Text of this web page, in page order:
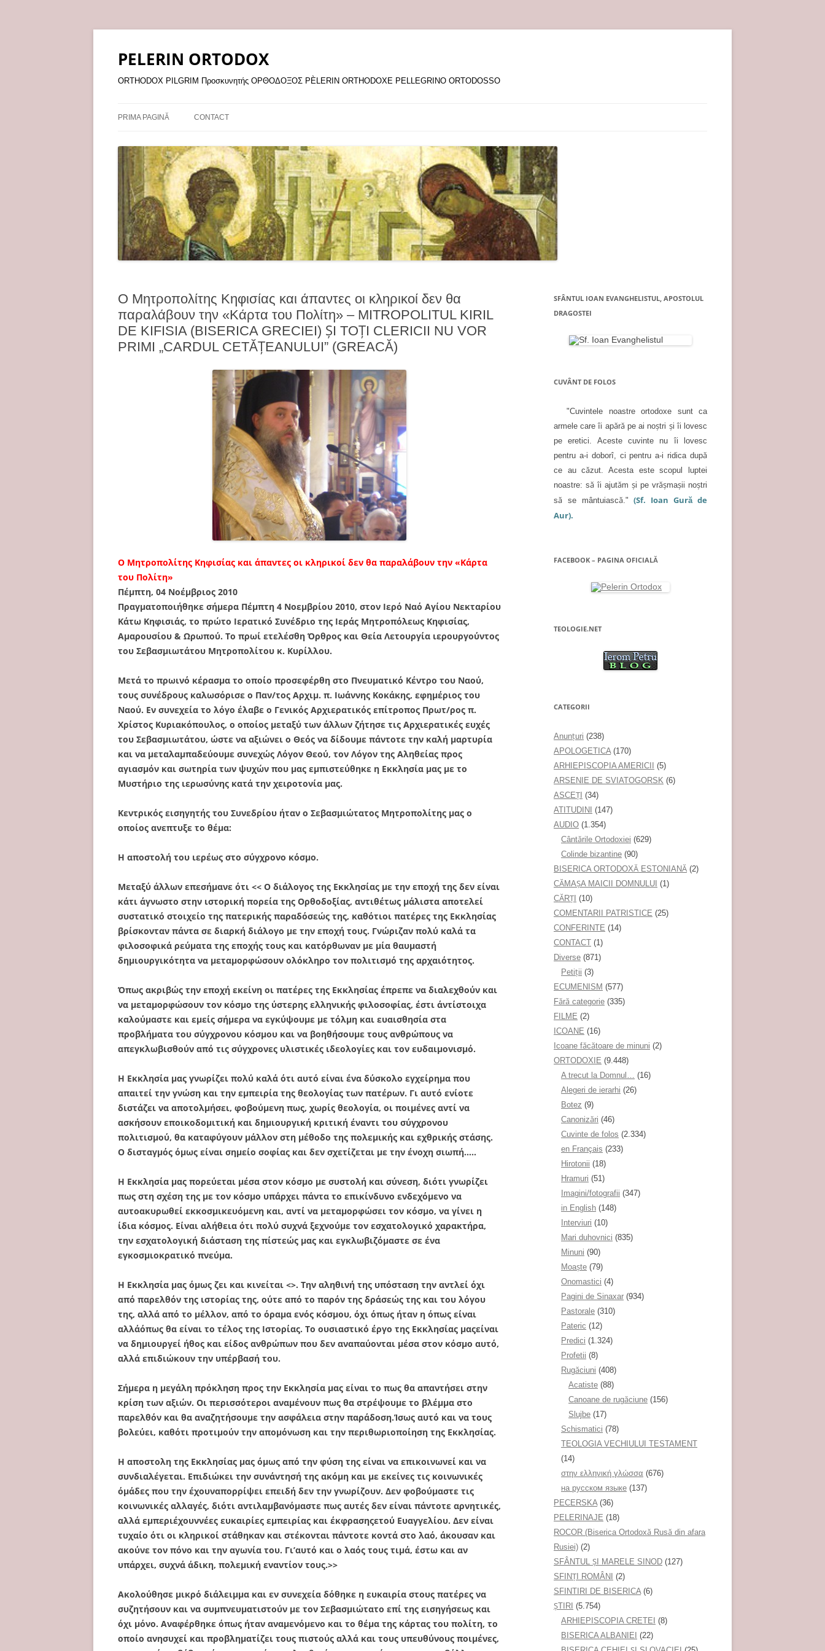
PELERIN ORTODOX
ORTHODOX PILGRIM Προσκυνητής ΟΡΘΟΔΟΞΟΣ PÈLERIN ORTHODOXE PELLEGRINO ORTODOSSO
PRIMA PAGINĂ CONTACT
Ο Μητροπολίτης Κηφισίας και άπαντες οι κληρικοί δεν θα
παραλάβουν την «Κάρτα του Πολίτη» – MITROPOLITUL KIRIL
DE KIFISIA (BISERICA GRECIEI) ŞI TOŢI CLERICII NU VOR
PRIMI „CARDUL CETĂŢEANULUI” (GREACĂ)
Ο Μητροπολίτης Κηφισίας και άπαντες οι κληρικοί δεν θα παραλάβουν την «Κάρτα
του Πολίτη»
Πέμπτη, 04 Νοέμβριος 2010
Πραγματοποιήθηκε σήμερα Πέμπτη 4 Νοεμβρίου 2010, στον Ιερό Ναό Αγίου Νεκταρίου
Κάτω Κηφισιάς, το πρώτο Ιερατικό Συνέδριο της Ιεράς Μητροπόλεως Κηφισίας,
Αμαρουσίου & Ωρωπού. Το πρωί ετελέσθη Όρθρος και Θεία Λετουργία ιερουργούντος
του Σεβασμιωτάτου Μητροπολίτου κ. Κυρίλλου.
Μετά το πρωινό κέρασμα το οποίο προσεφέρθη στο Πνευματικό Κέντρο του Ναού,
τους συνέδρους καλωσόρισε ο Παν/τος Αρχιμ. π. Ιωάννης Κοκάκης, εφημέριος του
Ναού. Εν συνεχεία το λόγο έλαβε ο Γενικός Αρχιερατικός επίτροπος Πρωτ/ρος π.
Χρίστος Κυριακόπουλος, ο οποίος μεταξύ των άλλων ζήτησε τις Αρχιερατικές ευχές
του Σεβασμιωτάτου, ώστε να αξιώνει ο Θεός να δίδουμε πάντοτε την καλή μαρτυρία
και να μεταλαμπαδεύουμε συνεχώς Λόγον Θεού, τον Λόγον της Αληθείας προς
αγιασμόν και σωτηρία των ψυχών που μας εμπιστεύθηκε η Εκκλησία μας με το
Μυστήριο της ιερωσύνης κατά την χειροτονία μας.
Κεντρικός εισηγητής του Συνεδρίου ήταν ο Σεβασμιώτατος Μητροπολίτης μας ο
οποίος ανεπτυξε το θέμα:
Η αποστολή του ιερέως στο σύγχρονο κόσμο.
Μεταξύ άλλων επεσήμανε ότι << Ο διάλογος της Εκκλησίας με την εποχή της δεν είναι
κάτι άγνωστο στην ιστορική πορεία της Ορθοδοξίας, αντιθέτως μάλιστα αποτελεί
συστατικό στοιχείο της πατερικής παραδόσεώς της, καθότιοι πατέρες της Εκκλησίας
βρίσκονταν πάντα σε διαρκή διάλογο με την εποχή τους. Γνώριζαν πολύ καλά τα
φιλοσοφικά ρεύματα της εποχής τους και κατόρθωναν με μία θαυμαστή
δημιουργικότητα να μεταμορφώσουν ολόκληρο τον πολιτισμό της αρχαιότητος.
Όπως ακριβώς την εποχή εκείνη οι πατέρες της Εκκλησίας έπρεπε να διαλεχθούν και
να μεταμορφώσουν τον κόσμο της ύστερης ελληνικής φιλοσοφίας, έστι άντίστοιχα
καλούμαστε και εμείς σήμερα να εγκύψουμε με τόλμη και ευαισθησία στα
προβλήματα του σύγχρονου κόσμου και να βοηθήσουμε τους ανθρώπους να
απεγκλωβισθούν από τις σύγχρονες υλιστικές ιδεολογίες και τον ευδαιμονισμό.
Η Εκκλησία μας γνωρίζει πολύ καλά ότι αυτό είναι ένα δύσκολο εγχείρημα που
απαιτεί την γνώση και την εμπειρία της θεολογίας των πατέρων. Γι αυτό ενίοτε
διστάζει να αποτολμήσει, φοβούμενη πως, χωρίς θεολογία, οι ποιμένες αντί να
ασκήσουν εποικοδομιτική και δημιουργική κριτική έναντι του σύγχρονου
πολιτισμού, θα καταφύγουν μάλλον στη μέθοδο της πολεμικής και εχθρικής στάσης.
Ο δισταγμός όμως είναι σημείο σοφίας και δεν σχετίζεται με την ένοχη σιωπή…..
Η Εκκλησία μας πορεύεται μέσα στον κόσμο με συστολή και σύνεση, διότι γνωρίζει
πως στη σχέση της με τον κόσμο υπάρχει πάντα το επικίνδυνο ενδεχόμενο να
αυτοακυρωθεί εκκοσμικευόμενη και, αντί να μεταμορφώσει τον κόσμο, να γίνει η
ίδια κόσμος. Είναι αλήθεια ότι πολύ συχνά ξεχνούμε τον εσχατολογικό χαρακτήρα,
την εσχατολογική διάσταση της πίστεώς μας και εγκλωβιζόμαστε σε ένα
εγκοσμιοκρατικό πνεύμα.
Η Εκκλησία μας όμως ζει και κινείται <>. Την αληθινή της υπόσταση την αντλεί όχι
από παρελθόν της ιστορίας της, ούτε από το παρόν της δράσεώς της και του λόγου
της, αλλά από το μέλλον, από το όραμα ενός κόσμου, όχι όπως ήταν η όπως είναι
αλλάόπως θα είναι το τέλος της Ιστορίας. Το ουσιαστικό έργο της Εκκλησίας μαςείναι
να δημιουργεί ήθος και είδος ανθρώπων που δεν αναπαύονται μέσα στον κόσμο αυτό,
αλλά επιδιώκουν την υπέρβασή του.
Σήμερα η μεγάλη πρόκληση προς την Εκκλησία μας είναι το πως θα απαντήσει στην
κρίση των αξιών. Οι περισσότεροι αναμένουν πως θα στρέψουμε το βλέμμα στο
παρελθόν και θα αναζητήσουμε την ασφάλεια στην παράδοση.Ίσως αυτό και να τους
βολεύει, καθότι προτιμούν την απομόνωση και την περιθωριοποίηση της Εκκλησίας.
Η αποστολη της Εκκλησίας μας όμως από την φύση της είναι να επικοινωνεί και να
συνδιαλέγεται. Επιδιώκει την συνάντησή της ακόμη και με εκείνες τις κοινωνικές
όμάδες που την έχουναπορρίψει επειδή δεν την γνωρίζουν. Δεν φοβούμαστε τις
κοινωνικές αλλαγές, διότι αντιλαμβανόμαστε πως αυτές δεν είναι πάντοτε αρνητικές,
αλλά εμπεριέχουννέες ευκαιρίες εμπειρίας και έκφρασηςετού Ευαγγελίου. Δεν είναι
τυχαίο ότι οι κληρικοί στάθηκαν και στέκονται πάντοτε κοντά στο λαό, άκουσαν και
ακούνε τον πόνο και την αγωνία του. Γι’αυτό και ο λαός τους τιμά, έστω και αν
υπάρχει, συχνά άδικη, πολεμική εναντίον τους.>>
Ακολούθησε μικρό διάλειμμα και εν συνεχεία δόθηκε η ευκαιρία στους πατέρες να
συζητήσουν και να συμπνευματιστούν με τον Σεβασμιώτατο επί της εισηγήσεως και
όχι μόνο. Αναφέρθηκε όπως ήταν αναμενόμενο και το θέμα της κάρτας του πολίτη, το
οποίο ανησυχεί και προβληματίζει τους πιστούς αλλά και τους υπευθύνους ποιμένες,
SFÂNTUL IOAN EVANGHELISTUL, APOSTOLUL
DRAGOSTEI
CUVÂNT DE FOLOS
"Cuvintele noastre ortodoxe sunt ca
armele care îi apără pe ai noştri şi îi lovesc
pe eretici. Aceste cuvinte nu îi lovesc
pentru a-i doborî, ci pentru a-i ridica după
ce au căzut. Acesta este scopul luptei
noastre: să îi ajutăm şi pe vrăşmaşii noştri
să se mântuiască." (Sf. Ioan Gură de
Aur).
FACEBOOK – PAGINA OFICIALĂ
TEOLOGIE.NET
CATEGORII
Anunţuri (238)
APOLOGETICA(170)
ARHIEPISCOPIA AMERICII
(5)
ARSENIE DE SVIATOGORSK (6)
ASCEȚI (34)
ATITUDINI (147)
AUDIO (1.354)
Cântările Ortodoxiei (629)
Colinde bizantine (90)
BISERICA ORTODOXĂ ESTONIANĂ (2)
CĂMAȘA MAICII DOMNULUI (1)
CĂRȚI (10)
COMENTARII PATRISTICE (25)
CONFERINTE (14)
CONTACT (1)
Diverse (871)
Petiţii (3)
ECUMENISM (577)
Fără categorie (335)
FILME (2)
ICOANE (16)
Icoane făcătoare de minuni (2)
ORTODOXIE (9.448)
A trecut la Domnul… (16)
Alegeri de ierarhi (26)
Botez (9)
Canonizări (46)
Cuvinte de folos (2.334)
en Français (233)
Hirotonii (18)
Hramuri (51)
Imagini/fotografii (347)
in English (148)
Interviuri (10)
Mari duhovnici (835)
Minuni (90)
Moaşte (79)
Onomastici (4)
Pagini de Sinaxar (934)
Pastorale (310)
Pateric (12)
Predici (1.324)
Profetii (8)
Rugăciuni (408)
Acatiste (88)
Canoane de rugăciune (156)
Slujbe (17)
Schismatici (78)
TEOLOGIA VECHIULUI TESTAMENT
(14)
στην ελληνική γλώσσα (676)
на русском языке (137)
PECERSKA(36)
PELERINAJE (18)
ROCOR (Biserica Ortodoxă Rusă din afara
Rusiei) (2)
SFÂNTUL ȘI MARELE SINOD (127)
SFINȚI ROMÂNI (2)
SFINTIRI DE BISERICA(6)
ŞTIRI (5.754)
ARHIEPISCOPIA CRETEI (8)
BISERICA ALBANIEI (22)